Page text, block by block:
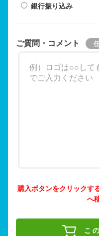
銀行振り込み
ご質問・コメント
購入ボタンをクリックす
へ
こ